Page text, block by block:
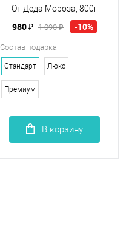
От Деда Мороза, 800г
980 ₽ 1 090 ₽ -10%
Состав подарка
Стандарт Люкс
Премиум
В корзину